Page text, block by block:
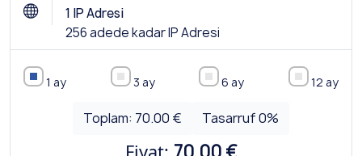
1 IP Adresi
256 adede kadar IP Adresi
1 ay 3 ay 6 ay 12 ay
Toplam: 70.00 € Tasarruf0%